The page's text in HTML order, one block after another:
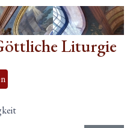
Liturgie